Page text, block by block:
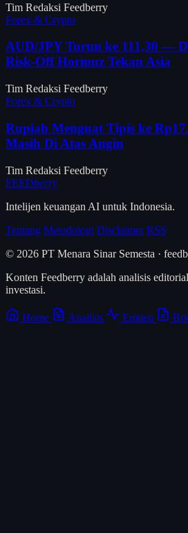
Tim Redaksi Feedberry
Forex & Crypto
AUD/JPY Turun ke 111,30 —
Risk-Off Hormuz Tekan Asia
Tim Redaksi Feedberry
Forex & Crypto
Rupiah Menguat Tipis ke
Masih Di Atas Angin
Tim Redaksi Feedberry
FEEDberry
Intelijen keuangan AI untuk Indonesia.
Tentang Metodologi Disclaimer RSS
© 2026 PT Menara Sinar Semesta ·
Konten Feedberry adalah analisis
investasi.
Home Analisis Emiten